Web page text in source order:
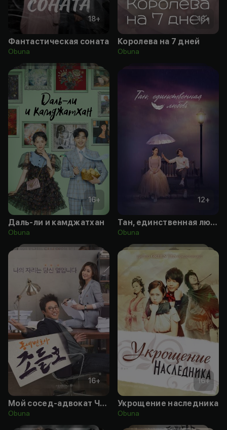
18+
Фантастическая соната
Obuna
18+
Королева на 7 дней
Obuna
16+
Даль-ли и камджатхан
Obuna
12+
Тан, единственная любовь
Obuna
16+
Мой сосед-адвокат Чо Дыль-хо
Obuna
16+
Укрощение наследника
Obuna